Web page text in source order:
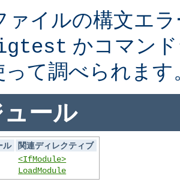
ァイルの構文エ
かコマン
って調べられます
ール
ル
関連ディレクティブ
<IfModule>
LoadModule